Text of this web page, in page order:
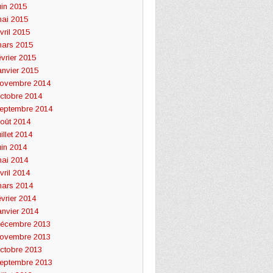
2015
2015
2015
2015
2015
2015
2014
2014
2014
2014
2014
2014
2014
2014
2014
2014
2014
2013
2013
2013
2013